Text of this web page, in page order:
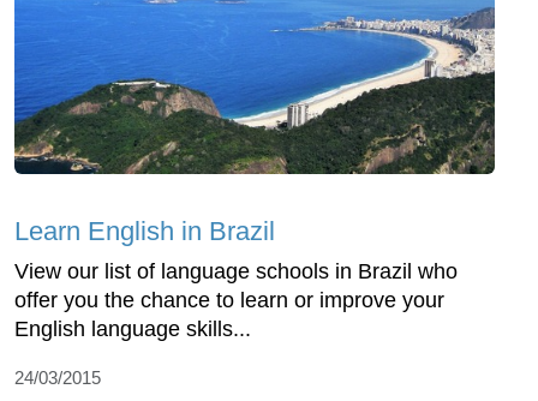
Learn English in Brazil
View our list of language schools in Brazil who
offer you the chance to learn or improve your
English language skills...
24/03/2015